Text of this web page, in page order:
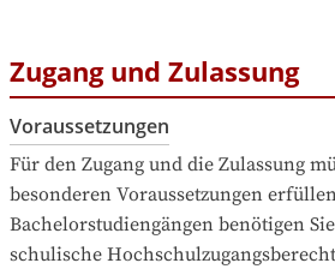
Zugang und Zulassung
Voraussetzungen
Für den Zugang und die Zulassung
besonderen Voraussetzungen
Bachelorstudiengängen benötigen
schulische